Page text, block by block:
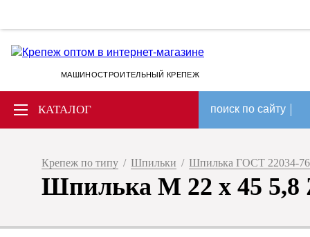
МАШИНОСТРОИТЕЛЬНЫЙ КРЕПЕЖ
КАТАЛОГ поиск по сайту
Крепеж по типу / Шпильки / Шпилька ГОСТ 22034-76
Шпилька М 22 х 45 5,8